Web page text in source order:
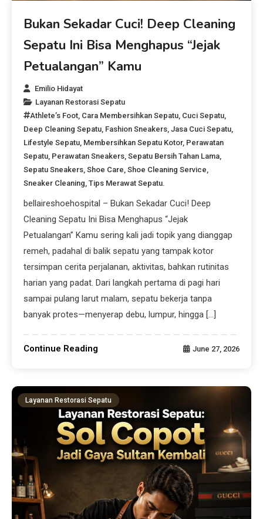
Bukan Sekadar Cuci! Deep Cleaning
Sepatu Ini Bisa Menghapus “Jejak
Petualangan” Kamu
Emilio Hidayat
Layanan Restorasi Sepatu
Athlete’s Foot, Cara Membersihkan Sepatu, Cuci Sepatu,
Deep Cleaning Sepatu, Fashion Sneakers,Jasa Cuci Sepatu,
Lifestyle Sepatu, Membersihkan Sepatu Kotor, Perawatan
Sepatu, Perawatan Sneakers,Sepatu Bersih Tahan Lama,
Sepatu Sneakers,Shoe Care,Shoe Cleaning Service,
Sneaker Cleaning,Tips Merawat Sepatu.
bellaireshoehospital – Bukan Sekadar Cuci! Deep
Cleaning Sepatu Ini Bisa Menghapus “Jejak
Petualangan” Kamu sering kali jadi topik yang dianggap
remeh, padahal di balik sepatu yang tampak kotor
tersimpan cerita perjalanan, aktivitas, bahkan rutinitas
harian yang padat. Dari langkah pertama di pagi hari
sampai pulang larut malam, sepatu bekerja tanpa
banyak protes—menyerap debu, lumpur, hingga […]
Continue Reading June 27, 2026
Layanan Restorasi Sepatu